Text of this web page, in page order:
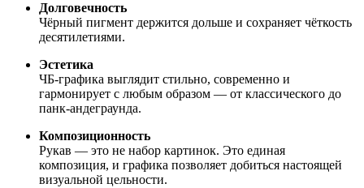
Долговечность
Чёрный пигмент держится дольше и сохраняет чёткость
десятилетиями.
Эстетика
ЧБ-графика выглядит стильно, современно и
гармонирует с любым образом — от классического до
панк-андеграунда.
Композиционность
Рукав — это не набор картинок. Это единая
композиция, и графика позволяет добиться настоящей
визуальной цельности.